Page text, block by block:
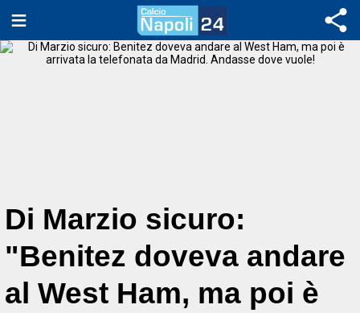
Di Marzio sicuro:
"Benitez doveva andare
al West Ham, ma poi è